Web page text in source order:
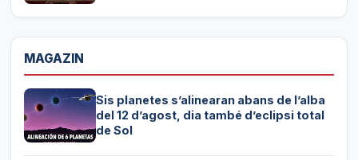
MAGAZIN
Sis planetes s’alinearan abans de l’alba
del 12 d’agost, dia també d’eclipsi total
de Sol